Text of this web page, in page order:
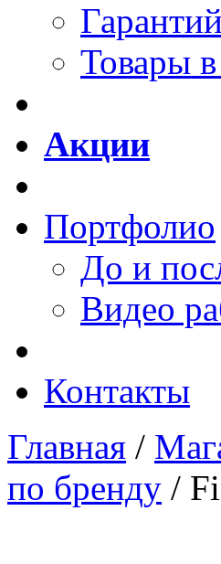
Товары
Акции
Портфолио
До и
Видео
Контакты
Главная /
по бренду /